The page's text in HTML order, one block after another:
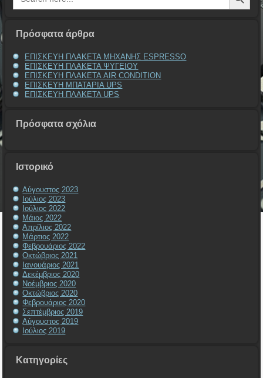
Πρόσφατα άρθρα
ΕΠΙΣΚΕΥΗ ΠΛΑΚΕΤΑ ΜΗΧΑΝΗΣ ESPRESSO
ΕΠΙΣΚΕΥΗ ΠΛΑΚΕΤΑ ΨΥΓΕΙΟΥ
ΕΠΙΣΚΕΥΗ ΠΛΑΚΕΤΑ AIR CONDITION
ΕΠΙΣΚΕΥΗ ΜΠΑΤΑΡΙΑ UPS
ΕΠΙΣΚΕΥΗ ΠΛΑΚΕΤΑ UPS
Πρόσφατα σχόλια
Ιστορικό
Αύγουστος 2023
Ιούλιος 2023
Ιούλιος 2022
Μάιος 2022
Απρίλιος 2022
Μάρτιος 2022
Φεβρουάριος 2022
Οκτώβριος 2021
Ιανουάριος 2021
Δεκέμβριος 2020
Νοέμβριος 2020
Οκτώβριος 2020
Φεβρουάριος 2020
Σεπτέμβριος 2019
Αύγουστος 2019
Ιούλιος 2019
Kατηγορίες